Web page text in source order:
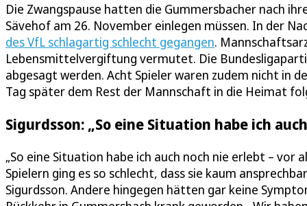
Die Zwangspause hatten die Gummersbacher nach
Sävehof am 26. November einlegen müssen. In der
des VfL schlagartig schlecht gegangen.
Lebensmittelvergiftung vermutet. Die
abgesagt werden. Acht Spieler waren zudem nicht in
Tag später dem Rest der Mannschaft in die Heimat
Sigurdsson: „So eine Situation habe ich
„So eine Situation habe ich auch noch nie erlebt – vor
Spielern ging es so schlecht, dass sie kaum
Sigurdsson. Andere hingegen hätten gar keine